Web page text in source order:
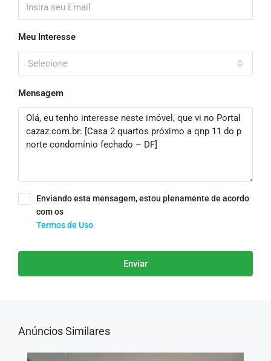
Meu Interesse
Selecione
Mensagem
Enviando esta mensagem, estou plenamente de acordo
com os
Termos de Uso
Enviar
Anúncios Similares